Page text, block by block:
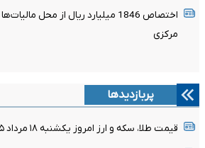
اختصاص 1846 میلیارد ریال از محل
مرکزی
پربازدیدها
قیمت طلا، سکه و ارز امروز یکشنبه ۱۸ مرداد ۱۴۰۵